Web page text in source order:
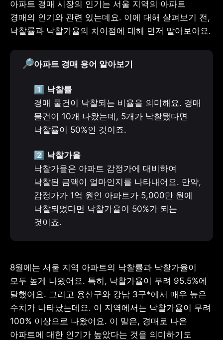
아파트 경매 시장의 인기는 서울 지역의 아파트
경매의 인기와 관련 있는데요. 이에 대해 살펴보기 전,
낙찰률과 낙찰가율의 차이점에 대해 먼저 알아보아요.
🔎아파트 경매 용어 알아보기
1️⃣ 낙찰률
경매 물건이 낙찰되는 비율을 의미해요. 경매
물건이 10개 나왔는데, 5개가 낙찰됐다면
낙찰률이 50%인 것이죠.
2️⃣ 낙찰가율
낙찰가율은 아파트 감정가에 대비하여
낙찰된 금액이 얼마인지를 나타내어요. 만약,
감정가가 1억 원인 아파트가 5,000만 원에
낙찰되었다면 낙찰가율이 50%가 되는
것이죠.
8월에는 서울 지역 아파트의 낙찰률과 낙찰가율이
모두 높게 나왔어요. 특히, 낙찰가율이 무려 95.5%에
달했어요. 그리고 용산구와 강남 3구*에서 매우 높은
수치가 나타났는데요. 이 지역에서는 낙찰가율이 무려
100% 이상으로 나왔어요. 이 말은, 경매로 나온
아파트에 대한 인기가 높았다는 것을 의미하기도